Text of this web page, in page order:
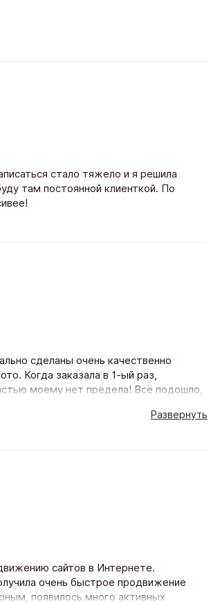
стало тяжело и я решила
там постоянной клиенткой. По
сделаны очень качественно
Когда заказала в 1-ый раз,
моему нет предела! Всё подошло,
Развернуть
сайтов в Интернете.
очень быстрое продвижение
появилось много активных